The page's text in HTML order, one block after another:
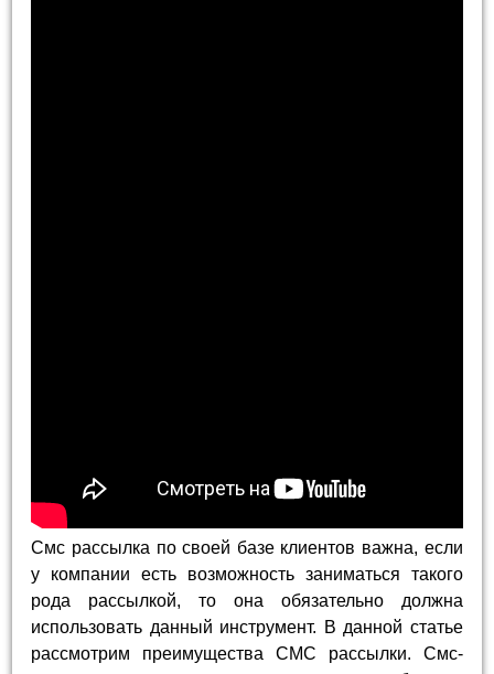
Смс рассылка по своей базе клиентов важна, если
у компании есть возможность заниматься такого
рода рассылкой, то она обязательно должна
использовать данный инструмент. В данной статье
рассмотрим преимущества СМС рассылки. Смс-